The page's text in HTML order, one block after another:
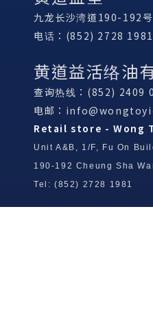
九龙长沙湾道190-192
电话：(852) 2728 1981
黄道益活络油
查询热线：(852) 2409
电邮：
Retail store - Wong
Unit A&B, 1/F, Fu On
190-192 Cheung Sha
Tel: (852) 2728 1981